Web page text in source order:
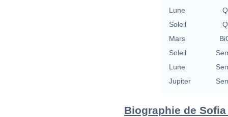
Lune
Soleil
Mars
Soleil
Lune
Jupiter
Biographie de